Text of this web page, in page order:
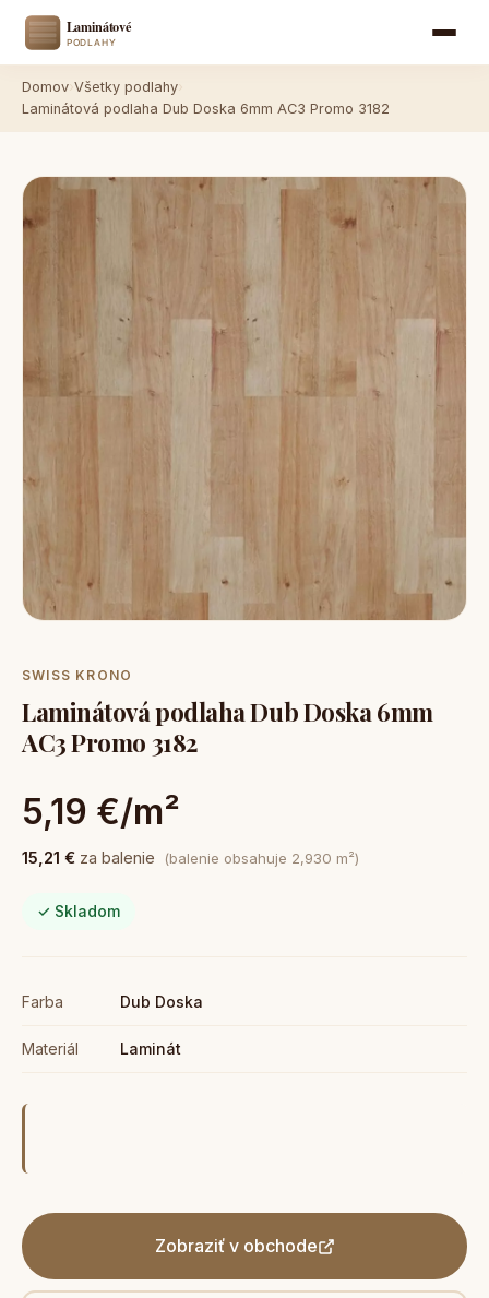
Domov Všetky podlahy
Laminátová podlaha Dub Doska 6mm AC3 Promo 3182
SWISS KRONO
Laminátová podlaha Dub Doska 6mm
AC3 Promo 3182
5,19 €/m²
15,21 € za balenie (balenie obsahuje 2,930 m²)
✓ Skladom
Farba Dub Doska
Materiál Laminát
Zobraziť v obchode